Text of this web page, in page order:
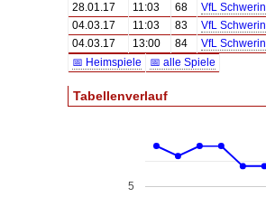
28.01.17
11:03 68
VfL Schwerin
04.03.17
11:03 83
VfL Schwerin
04.03.17
13:00 84
VfL Schwerin
📅 Heimspiele
📅 alle Spiele
Tabellenverlauf
5